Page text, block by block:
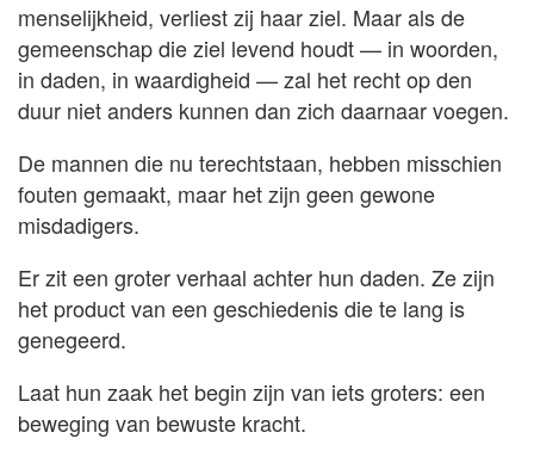
menselijkheid, verliest zij haar ziel. Maar als de
gemeenschap die ziel levend houdt — in woorden,
in daden, in waardigheid — zal het recht op den
duur niet anders kunnen dan zich daarnaar voegen.
De mannen die nu terechtstaan, hebben misschien
fouten gemaakt, maar het zijn geen gewone
misdadigers.
Er zit een groter verhaal achter hun daden. Ze zijn
het product van een geschiedenis die te lang is
genegeerd.
Laat hun zaak het begin zijn van iets groters: een
beweging van bewuste kracht.